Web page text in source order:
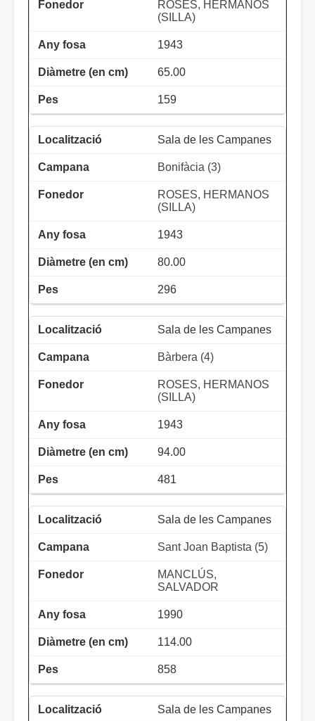
ROSES, HERMANOS
(SILLA)
1943
65.00
159
Sala de les Campanes
Bonifàcia (3)
ROSES, HERMANOS
(SILLA)
1943
80.00
296
Sala de les Campanes
Bàrbera (4)
ROSES, HERMANOS
(SILLA)
1943
94.00
481
Sala de les Campanes
Sant Joan Baptista (5)
MANCLÚS,
SALVADOR
1990
114.00
858
Sala de les Campanes